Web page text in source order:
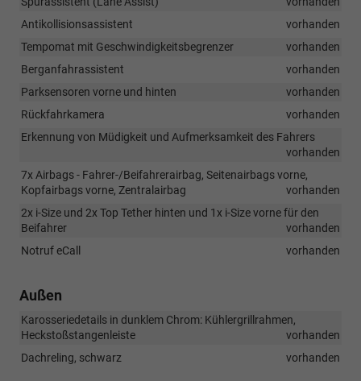
Antikollisionsassistent
vorhanden
Tempomat mit Geschwindigkeitsbegrenzer
vorhanden
Berganfahrassistent
vorhanden
Parksensoren vorne und hinten
vorhanden
Rückfahrkamera
vorhanden
Erkennung von Müdigkeit und Aufmerksamkeit des Fahrers
vorhanden
7x Airbags - Fahrer-/Beifahrerairbag, Seitenairbags vorne,
Kopfairbags vorne, Zentralairbag
vorhanden
2x i-Size und 2x Top Tether hinten und 1x i-Size vorne für den
Beifahrer
vorhanden
Notruf eCall
vorhanden
Außen
Karosseriedetails in dunklem Chrom: Kühlergrillrahmen,
Heckstoßstangenleiste
vorhanden
Dachreling, schwarz
vorhanden